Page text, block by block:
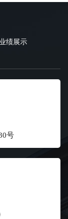
业绩展示
号